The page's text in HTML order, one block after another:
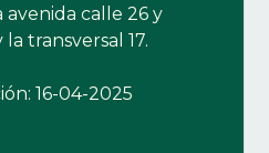
calle 26 y
transversal 17.
16-04-2025